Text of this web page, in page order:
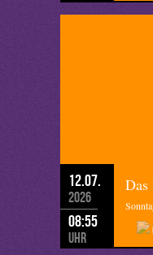
12.07.
2026
08:55
Uhr